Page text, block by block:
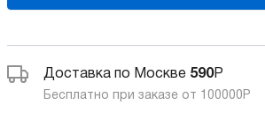
Доставка по Москве 590Р
Бесплатно при заказе от 100000 Р